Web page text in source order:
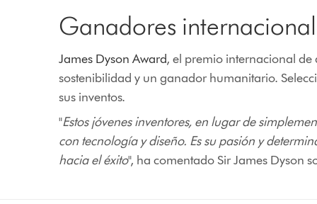
Ganadores
James Dyson Award, el premio internacional
sostenibilidad y un ganador humanitario.
sus inventos.
"Estos jóvenes inventores, en lugar de
con tecnología y diseño. Es su pasión y
hacia el éxito", ha comentado Sir James Dyson